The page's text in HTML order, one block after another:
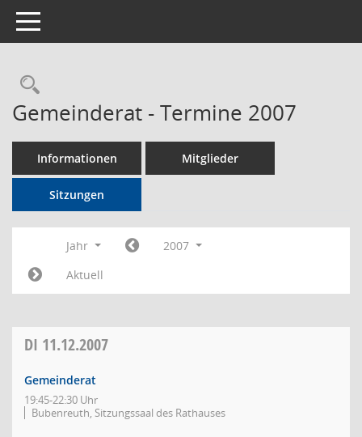
Toggle navigation
Rechercheauswahl
Gemeinderat - Termine 2007
Informationen Mitglieder
Sitzungen
Jahr
2007
Aktuell
DI 11.12.2007
Gemeinderat
19:45-22:30 Uhr
Bubenreuth, Sitzungssaal des Rathauses